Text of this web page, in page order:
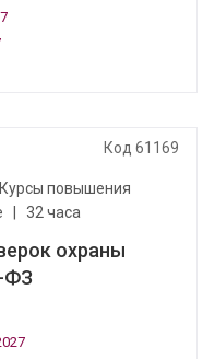
Код 61169
Курсы повышения
32 часа
охраны
ФЗ